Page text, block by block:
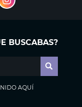
BUSCABAS?
AQUÍ